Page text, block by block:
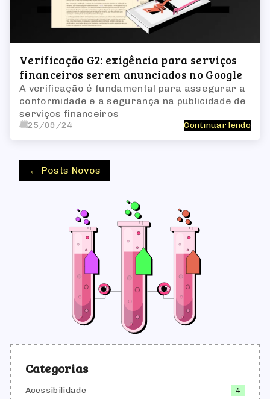
Verificação G2: exigência para serviços
financeiros serem anunciados no Google
A verificação é fundamental para assegurar a
conformidade e a segurança na publicidade de
serviços financeiros
25/09/24 Continuar lendo
← Posts Novos
Categorias
Acessibilidade 4